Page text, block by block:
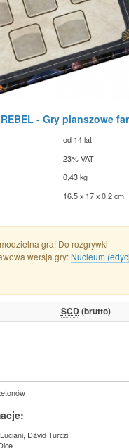
REBEL - Gry planszowe
od 14 lat
23% VAT
0,43 kg
16.5 x 17 x 0.2 cm
gra! Do rozgrywki
wersja gry: Nucleum
SCD (brutto)
Dávid Turczi